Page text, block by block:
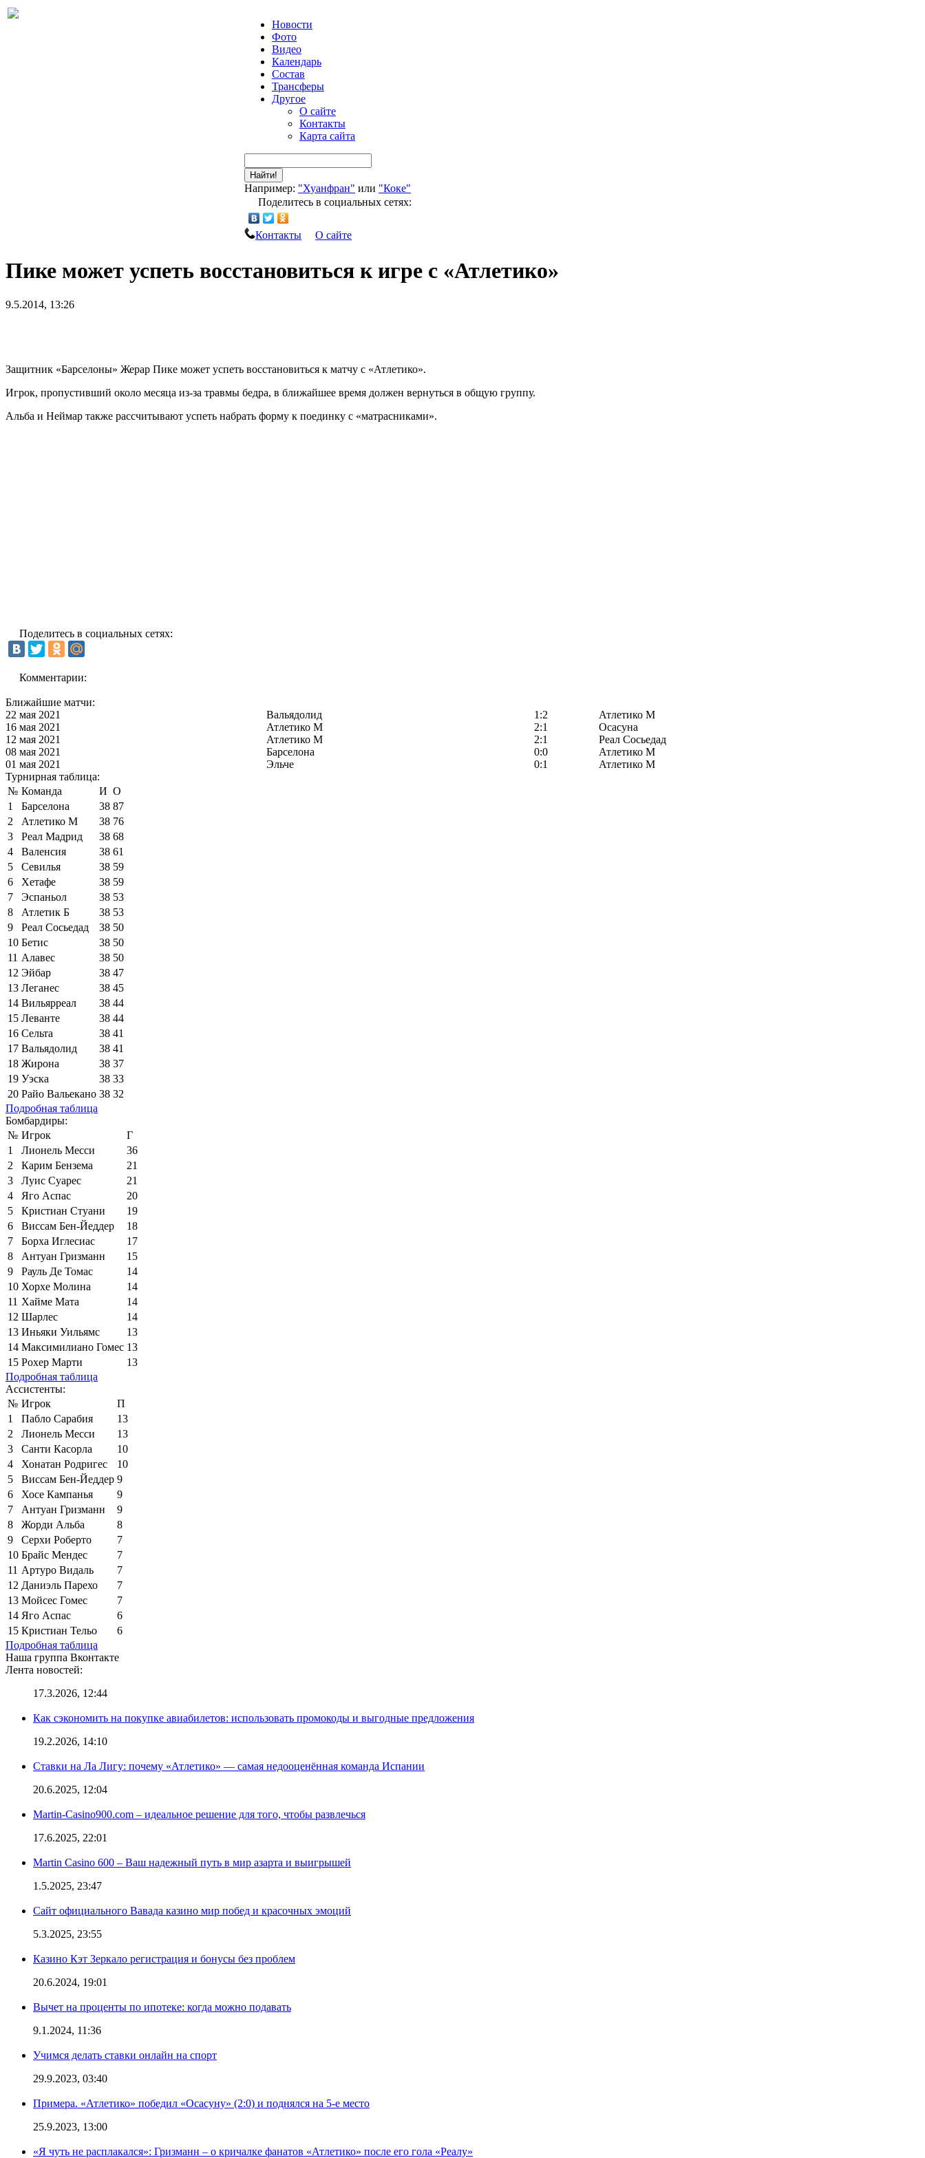
Новости
Фото
Видео
Календарь
Состав
Трансферы
Другое
О сайте
Контакты
Карта сайта
Найти!
Например: "Хуанфран" или "Коке"
Поделитесь в социальных сетях:
Контакты О сайте
Пике может успеть восстановиться к игре с «Атлетико»
9.5.2014, 13:26
Защитник «Барселоны» Жерар Пике может успеть восстановиться к матчу с «Атлетико».
Игрок, пропустивший около месяца из-за травмы бедра, в ближайшее время должен вернуться в общую группу.
Альба и Неймар также рассчитывают успеть набрать форму к поединку с «матрасниками».
Поделитесь в социальных сетях:
Комментарии:
Ближайшие матчи:
22 мая 2021
Вальядолид 1:2
Атлетико М
16 мая 2021
Атлетико М 2:1
Осасуна
12 мая 2021
Атлетико М 2:1
Реал Сосьедад
08 мая 2021
Барселона 0:0
Атлетико М
01 мая 2021
Эльче 0:1
Атлетико М
Турнирная таблица:
№ Команда И О
1
Барселона 38 87
2
Атлетико М 38 76
3
Реал Мадрид 38 68
4
Валенсия 38 61
5
Севилья 38 59
6
Хетафе 38 59
7
Эспаньол 38 53
8
Атлетик Б 38 53
9
Реал Сосьедад 38 50
10 Бетис 38 50
11 Алавес 38 50
12 Эйбар 38 47
13 Леганес 38 45
14 Вильярреал 38 44
15 Леванте 38 44
16 Сельта 38 41
17 Вальядолид 38 41
18 Жирона 38 37
19 Уэска 38 33
20 Райо Вальекано 38 32
Подробная таблица
Бомбардиры:
№ Игрок
Г
1
Лионель Месси
36
2
Карим Бензема
21
3
Луис Суарес
21
4
Яго Аспас
20
5
Кристиан Стуани
19
6
Виссам Бен-Йеддер
18
7
Борха Иглесиас
17
8
Антуан Гризманн
15
9
Рауль Де Томас
14
10 Хорхе Молина
14
11 Хайме Мата
14
12 Шарлес
14
13 Иньяки Уильямс
13
14 Максимилиано Гомес 13
15 Рохер Марти
13
Подробная таблица
Ассистенты:
№ Игрок
П
1
Пабло Сарабия
13
2
Лионель Месси
13
3
Санти Касорла
10
4
Хонатан Родригес
10
5
Виссам Бен-Йеддер 9
6
Хосе Кампанья
9
7
Антуан Гризманн
9
8
Жорди Альба
8
9
Серхи Роберто
7
10 Брайс Мендес
7
11 Артуро Видаль
7
12 Даниэль Парехо
7
13 Мойсес Гомес
7
14 Яго Аспас
6
15 Кристиан Тельо
6
Подробная таблица
Наша группа Вконтакте
Лента новостей:
17.3.2026, 12:44
Как сэкономить на покупке авиабилетов: использовать промокоды и выгодные предложения
19.2.2026, 14:10
Ставки на Ла Лигу: почему «Атлетико» — самая недооценённая команда Испании
20.6.2025, 12:04
Martin-Casino900.com – идеальное решение для того, чтобы развлечься
17.6.2025, 22:01
Martin Casino 600 – Ваш надежный путь в мир азарта и выигрышей
1.5.2025, 23:47
Сайт официального Вавада казино мир побед и красочных эмоций
5.3.2025, 23:55
Казино Кэт Зеркало регистрация и бонусы без проблем
20.6.2024, 19:01
Вычет на проценты по ипотеке: когда можно подавать
9.1.2024, 11:36
Учимся делать ставки онлайн на спорт
29.9.2023, 03:40
Примера. «Атлетико» победил «Осасуну» (2:0) и поднялся на 5-е место
25.9.2023, 13:00
«Я чуть не расплакался»: Гризманн – о кричалке фанатов «Атлетико» после его гола «Реалу»